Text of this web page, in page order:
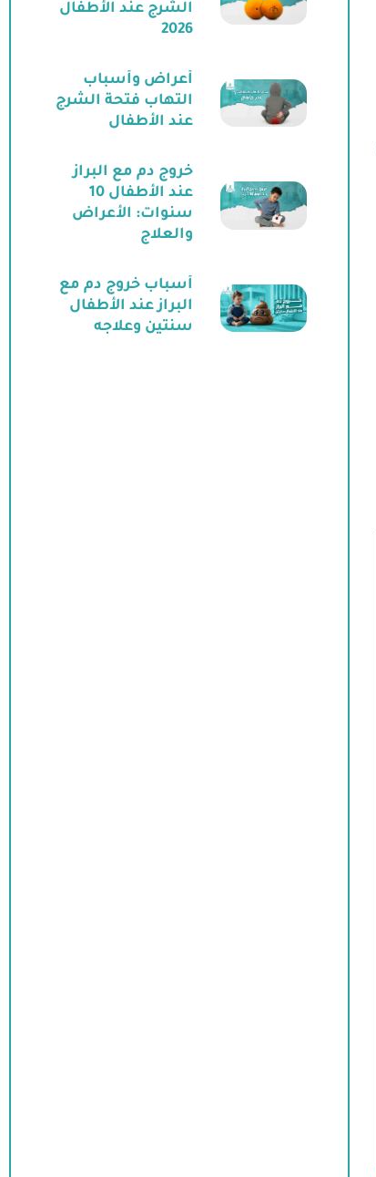
الشرج عند الأطفال
2026
أعراض وأسباب
التهاب فتحة الشرج
عند الأطفال
خروج دم مع البراز
عند الأطفال 10
سنوات: الأعراض
والعلاج
أسباب خروج دم مع
البراز عند الأطفال
سنتين وعلاجه